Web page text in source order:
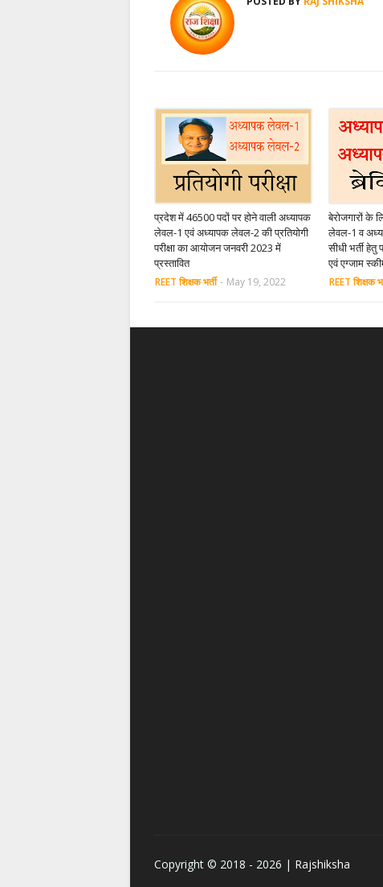
प्रदेश में 46500 पदों पर होने वाली अध्यापक
लेवल-1 एवं अध्यापक लेवल-2 की प्रतियोगी
परीक्षा का आयोजन जनवरी 2023 में
प्रस्तावित
REET शिक्षक भर्ती - May 19, 2022
बेरोजगारों के
लेवल-1 व
सीधी भर्ती हेतु
एवं एग्जाम
REET शिक्षक
Copyright © 2018 - 2026 | Rajshiksha